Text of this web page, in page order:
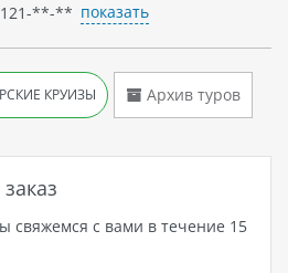
свяжемся с вами в течение 15
121-**-** показать
КРУИЗЫ Архив туров